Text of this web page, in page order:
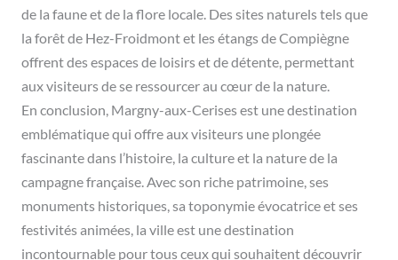
de la faune et de la flore locale. Des sites naturels tels que
la forêt de Hez-Froidmont et les étangs de Compiègne
offrent des espaces de loisirs et de détente, permettant
aux visiteurs de se ressourcer au cœur de la nature.
En conclusion, Margny-aux-Cerises est une destination
emblématique qui offre aux visiteurs une plongée
fascinante dans l’histoire, la culture et la nature de la
campagne française. Avec son riche patrimoine, ses
monuments historiques, sa toponymie évocatrice et ses
festivités animées, la ville est une destination
incontournable pour tous ceux qui souhaitent découvrir